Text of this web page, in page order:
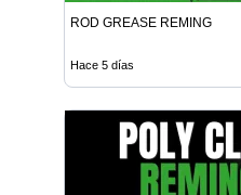
ROD GREASE REMING
Hace 5 días